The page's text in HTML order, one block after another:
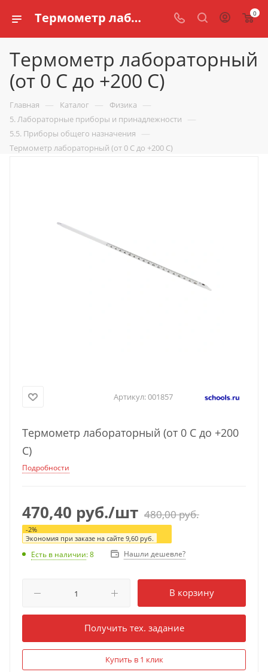
Термометр лабораторный (от 0 С до +200 С) купить для кабинета физики по доступной цене в интернет магазине schools.ru 0
Термометр лабораторный
(от 0 С до +200 С)
Главная — Каталог — Физика —
5. Лабораторные приборы и принадлежности —
5.5. Приборы общего назначения —
Термометр лабораторный (от 0 С до +200 С)
Артикул:001857
Термометр лабораторный (от 0 С до +200
С)
Подробности
470,40 руб./шт 480,00руб.
-2%
Экономия при заказе на сайте 9,60 руб.
Есть в наличии: 8 Нашли дешевле?
В корзину
Получить тех. задание
Купить в 1 клик